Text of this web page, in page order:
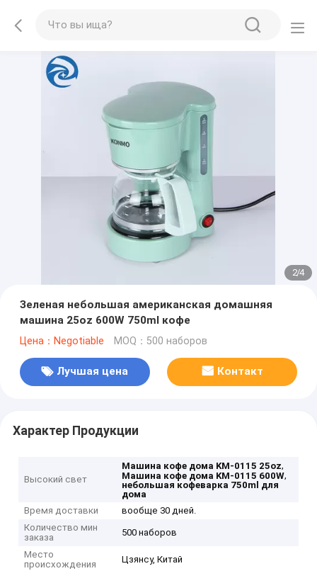
2/4
Зеленая небольшая американская домашняя
машина 25oz 600W 750ml кофе
Цена：Negotiable MOQ：500 наборов
Лучшая цена Контакт
Характер Продукции
Высокий свет
Машина кофе дома KM-0115 25oz,
Машина кофе дома KM-0115 600W,
небольшая кофеварка 750ml для
дома
Время доставки
вообще 30 дней.
Количество мин
заказа
500 наборов
Место
происхождения
Цзянсу, Китай